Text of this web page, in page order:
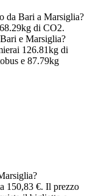
da Bari a Marsiglia?
di CO2.
e Marsiglia?
126.81kg di
e 87.79kg
150,83 €. Il prezzo